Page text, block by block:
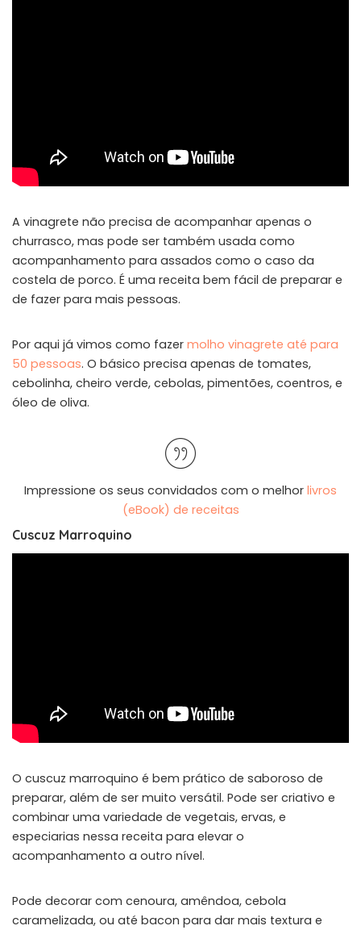
A vinagrete não precisa de acompanhar apenas o
churrasco, mas pode ser também usada como
acompanhamento para assados como o caso da
costela de porco. É uma receita bem fácil de preparar e
de fazer para mais pessoas.
Por aqui já vimos como fazer molho vinagrete até para
50 pessoas. O básico precisa apenas de tomates,
cebolinha, cheiro verde, cebolas, pimentões, coentros, e
óleo de oliva.
Impressione os seus convidados com o melhor livros
(eBook) de receitas
Cuscuz Marroquino
O cuscuz marroquino é bem prático de saboroso de
preparar, além de ser muito versátil. Pode ser criativo e
combinar uma variedade de vegetais, ervas, e
especiarias nessa receita para elevar o
acompanhamento a outro nível.
Pode decorar com cenoura, amêndoa, cebola
caramelizada, ou até bacon para dar mais textura e